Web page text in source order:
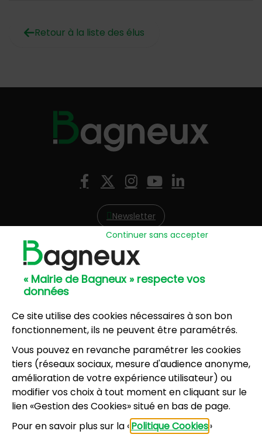
« Mairie de Bagneux » respecte vos
données
Ce site utilise des cookies nécessaires à son bon
fonctionnement, ils ne peuvent être paramétrés.
Vous pouvez en revanche paramétrer les cookies
tiers (réseaux sociaux, mesure d'audience anonyme,
amélioration de votre expérience utilisateur) ou
modifier vos choix à tout moment en cliquant sur le
lien «Gestion des Cookies» situé en bas de page.
Pour en savoir plus sur la «Politique Cookies»
Continuer sans accepter
Retour à la liste des élus
Facebook
X (Twitter)
Instagram
YouTube
LinkedIn
Newsletter
Hôtel de Ville
57, avenue Henri Ravera - 92220 Bagneux
01 42 31 60 00
8, résidence du Port Galand - 92220 Bagneux
01 45 47 62 00
NOUS CONTACTER
Horaires d’ouverture:
Lundi, mercredi, jeudi, vendredi : 8h30-12h et
13h30-17h